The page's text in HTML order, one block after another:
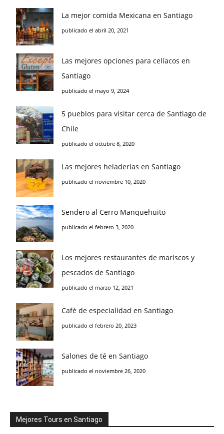
La mejor comida Mexicana en Santiago
publicado el abril 20, 2021
Las mejores opciones para celíacos en
Santiago
publicado el mayo 9, 2024
5 pueblos para visitar cerca de Santiago de
Chile
publicado el octubre 8, 2020
Las mejores heladerías en Santiago
publicado el noviembre 10, 2020
Sendero al Cerro Manquehuito
publicado el febrero 3, 2020
Los mejores restaurantes de mariscos y
pescados de Santiago
publicado el marzo 12, 2021
Café de especialidad en Santiago
publicado el febrero 20, 2023
Salones de té en Santiago
publicado el noviembre 26, 2020
Mejores Tours en Santiago